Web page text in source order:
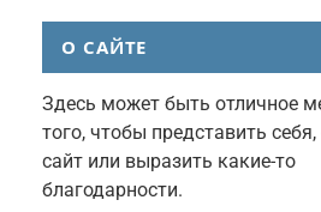
О САЙТЕ
Здесь может быть отличное
того, чтобы представить себя,
сайт или выразить какие-то
благодарности.